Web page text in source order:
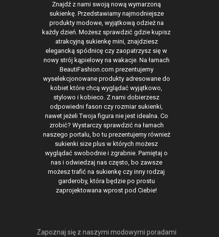
Znajdź z nami swoją nową wymarzoną
sukienkę. Przedstawiamy najmodniejsze
produkty modowe, wyjątkową odzież na
każdy dzień. Możesz sprawdzić gdzie kupisz
atrakcyjną sukienkę mini, znajdziesz
elegancką spódnicę czy zaopatrzysz się w
nowy strój kąpielowy na wakacje. Na łamach
BeautiFashion.com prezentujemy
wyselekcjonowane produkty adresowane do
kobiet które chcą wyglądać wyjątkowo,
stylowo i kobieco. Z nami dobierzesz
odpowiedni fason czy rozmiar sukienki,
nawet jeżeli Twoja figura nie jest idealna. Co
zrobić? Wystarczy sprawdzić na łamach
naszego portalu, bo tu prezentujemy również
sukienki size plus w których możesz
wyglądać swobodnie i zgrabnie. Pamiętaj o
nas i odwiedzaj nas często, bo zawsze
możesz trafić na sukienkę czy inny rodzaj
garderoby, która będzie po prostu
zaprojektowana wprost pod Ciebie!
Zapoznaj się z naszymi modowymi poradami